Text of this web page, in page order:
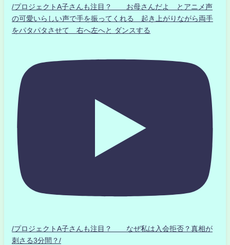
/プロジェクトA子さんも注目？ お母さんだよ とアニメ声
の可愛いらしい声で手を振ってくれる 起き上がりながら両手
をパタパタさせて 右へ左へと ダンスする
/プロジェクトA子さんも注目？ なぜ私は入会拒否？真相が
刺さる3分間？/